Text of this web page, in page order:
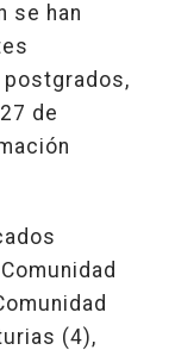
se han
postgrados,
de
(4),